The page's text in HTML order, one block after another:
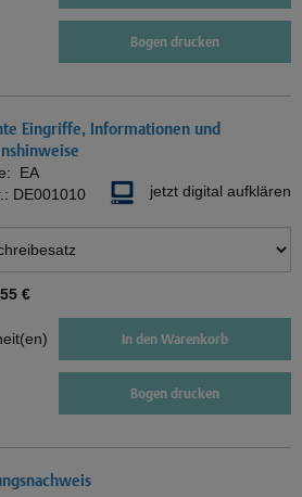
Bogen drucken
Eingriffe, Informationen und
EA
DE001010 jetzt digital aufklären
€
In den Warenkorb
Bogen drucken